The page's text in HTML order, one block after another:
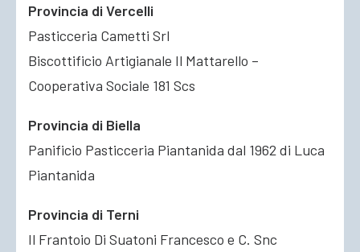
Provincia di Vercelli
Pasticceria Cametti Srl
Biscottificio Artigianale Il Mattarello –
Cooperativa Sociale 181 Scs
Provincia di Biella
Panificio Pasticceria Piantanida dal 1962 di Luca
Piantanida
Provincia di Terni
Il Frantoio Di Suatoni Francesco e C. Snc